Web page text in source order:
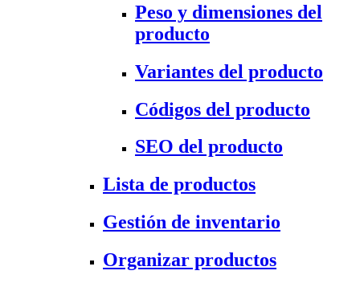
Peso y dimensiones del
producto
Variantes del producto
Códigos del producto
SEO del producto
Lista de productos
Gestión de inventario
Organizar productos